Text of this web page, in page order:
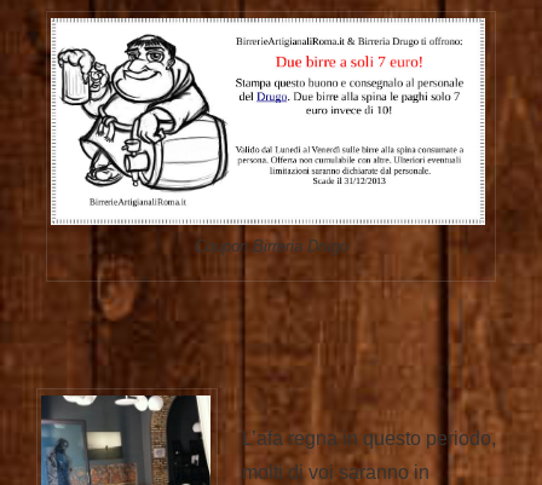
Coupon Birreria Drugo
L’afa regna in questo periodo,
molti di voi saranno in